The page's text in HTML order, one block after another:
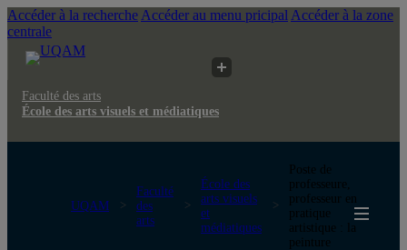
Accéder à la recherche Accéder au menu pricipal Accéder à la zone
centrale
Faculté des arts
École des arts visuels et médiatiques
UQAM
Faculté
des
arts
École des
arts visuels
et
médiatiques
Poste de
professeure,
professeur en
pratique
artistique : la
peinture